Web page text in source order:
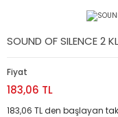
SOUND OF SILENCE 2
Fiyat
183,06 TL
183,06 TL den başlayan